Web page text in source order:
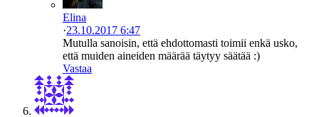
Elina
·23.10.2017 6:47
Mutulla sanoisin, että ehdottomasti toimii enkä usko,
että muiden aineiden määrää täytyy säätää :)
Vastaa